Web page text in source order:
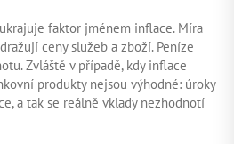
faktor jménem inflace. Míra
ceny služeb a zboží. Peníze
Zvláště v případě, kdy inflace
produkty nejsou výhodné: úroky
a tak se reálně vklady nezhodnotí